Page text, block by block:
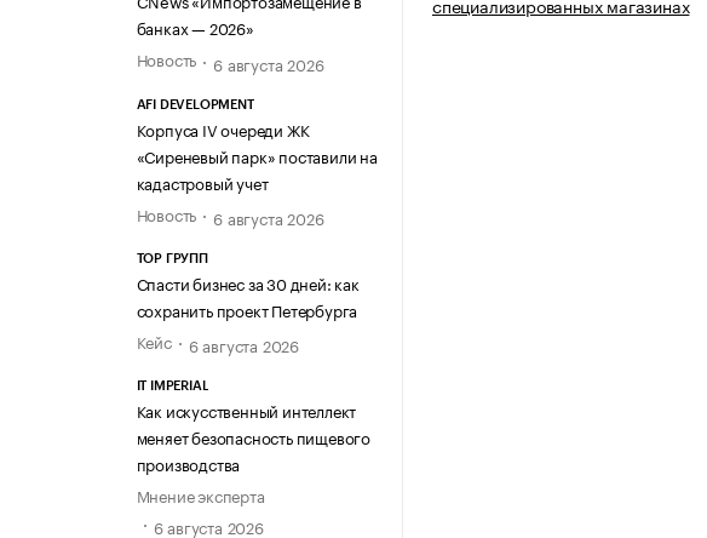
банках — 2026»
Новость
6 августа 2026
AFI DEVELOPMENT
Корпуса IV очереди ЖК
«Сиреневый парк» поставили на
кадастровый учет
Новость
6 августа 2026
ТОР ГРУПП
Спасти бизнес за 30 дней: как
сохранить проект Петербурга
Кейс
6 августа 2026
IT IMPERIAL
Как искусственный интеллект
меняет безопасность пищевого
производства
Мнение эксперта
6 августа 2026
специализированных магазинах